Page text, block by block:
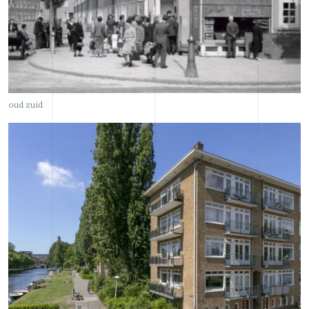
oud zuid